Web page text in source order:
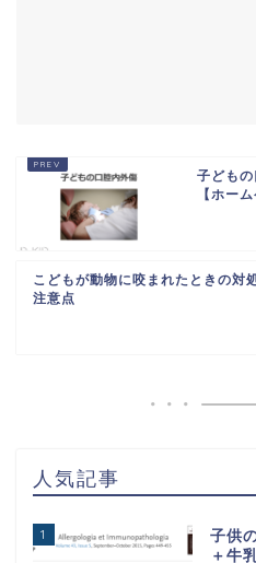
子ども
【ホー
こどもが動物に咬まれたときの対
注意点
人気記事
1
子供
＋牛